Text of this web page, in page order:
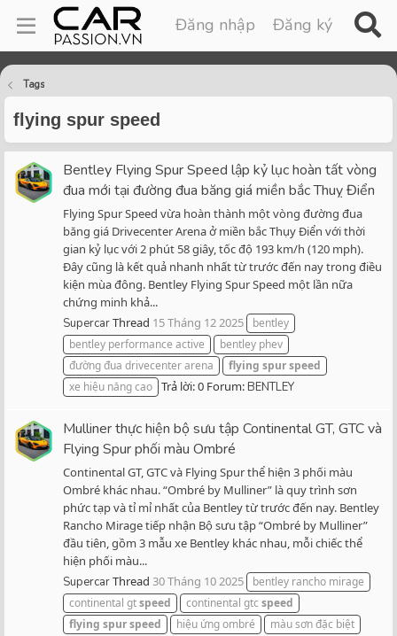
Đăng nhập Đăng ký
Tags
flying spur speed
Bentley Flying Spur Speed lập kỷ lục hoàn tất vòng
đua mới tại đường đua băng giá miền bắc Thuỵ Điển
Flying Spur Speed vừa hoàn thành một vòng đường đua
băng giá Drivecenter Arena ở miền bắc Thụy Điển với thời
gian kỷ lục với 2 phút 58 giây, tốc độ 193 km/h (120 mph).
Đây cũng là kết quả nhanh nhất từ trước đến nay trong điều
kiện mùa đông. Bentley Flying Spur Speed một lần nữa
chứng minh khả...
SupercarThread 15 Tháng 12 2025
bentley
bentley performance active
bentley phev
đường đua drivecenter arena
flying spurspeed
xe hiệu năng cao Trả lời: 0 Forum:BENTLEY
Mulliner thực hiện bộ sưu tập Continental GT, GTC và
Flying Spur phối màu Ombré
Continental GT, GTC và Flying Spur thể hiện 3 phối màu
Ombré khác nhau. “Ombré by Mulliner” là quy trình sơn
phức tạp và tỉ mỉ nhất của Bentley từ trước đến nay. Bentley
Rancho Mirage tiếp nhận Bộ sưu tập “Ombré by Mulliner”
đầu tiên, gồm 3 mẫu xe Bentley khác nhau, mỗi chiếc thể
hiện phối màu...
SupercarThread 30 Tháng 10 2025
bentley rancho mirage
continental gtspeed continental gtc speed
flying spurspeed hiệu ứng ombré
màu sơn đặc biệt